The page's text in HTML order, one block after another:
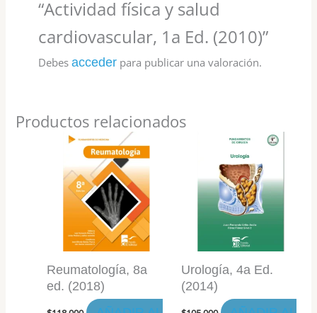
“Actividad física y salud
cardiovascular, 1a Ed. (2010)”
Debes accederpara publicar una valoración.
Productos relacionados
Reumatología, 8a
ed. (2018)
Urología, 4a Ed.
(2014)